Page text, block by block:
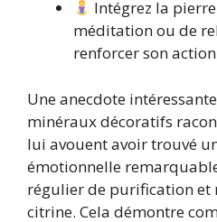
Intégrez la
méditation ou de
renforcer son
Une anecdote
minéraux décoratifs
lui avouent avoir trouvé
émotionnelle
régulier de purification et
citrine. Cela démontre